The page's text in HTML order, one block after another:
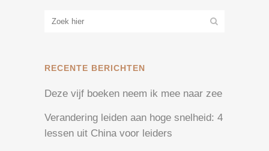
RECENTE BERICHTEN
Deze vijf boeken neem ik mee naar zee
Verandering leiden aan hoge snelheid: 4
lessen uit China voor leiders